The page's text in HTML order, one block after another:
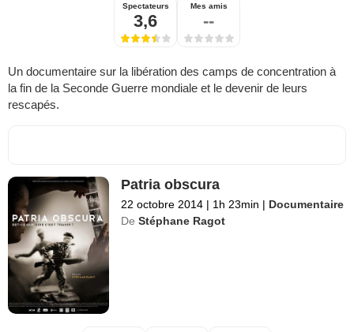
Spectateurs
3,6
Mes amis
--
Un documentaire sur la libération des camps de concentration à
la fin de la Seconde Guerre mondiale et le devenir de leurs
rescapés.
Patria obscura
22 octobre 2014 | 1h 23min | Documentaire
De Stéphane Ragot